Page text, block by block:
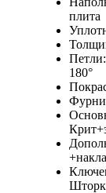
плита
180°